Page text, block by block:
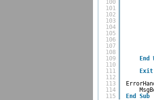
100
101
102
103
104
105
106
107
108
109
110
111
112
113
114
115
End
Exit
End
Sub